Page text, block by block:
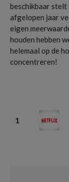
beschikbaar stelt
afgelopen jaar
eigen
houden hebben
helemaal op de
concentreren!
1